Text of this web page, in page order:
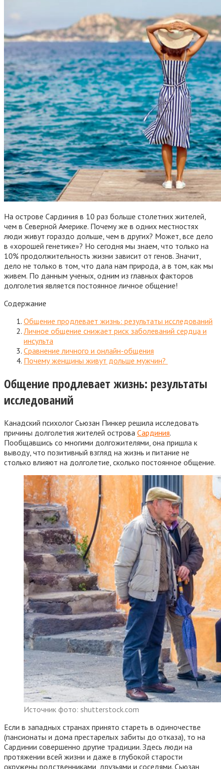
На острове Сардиния в 10 раз больше столетних жителей,
чем в Северной Америке. Почему же в одних местностях
люди живут гораздо дольше, чем в других? Может, все дело
в «хорошей генетике»? Но сегодня мы знаем, что только на
10% продолжительность жизни зависит от генов. Значит,
дело не только в том, что дала нам природа, а в том, как мы
живем. По данным ученых, одним из главных факторов
долголетия является постоянное личное общение!
Содержание
Общение продлевает жизнь: результаты исследований
Личное общение снижает риск заболеваний сердца и
инсульта
Сравнение личного и онлайн-общения
Почему женщины живут дольше мужчин?
Общение продлевает жизнь: результаты
исследований
Канадский психолог Сьюзан Пинкер решила исследовать
причины долголетия жителей острова Сардиния.
Пообщавшись со многими долгожителями, она пришла к
выводу, что позитивный взгляд на жизнь и питание не
столько влияют на долголетие, сколько постоянное общение.
Источник фото: shutterstock.com
Если в западных странах принято стареть в одиночестве
(пансионаты и дома престарелых забиты до отказа), то на
Сардинии совершенно другие традиции. Здесь люди на
протяжении всей жизни и даже в глубокой старости
окружены родственниками, друзьями и соседями. Сьюзан